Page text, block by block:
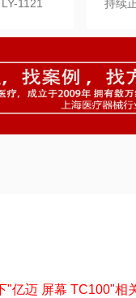
1121 持续
"亿迈 屏幕 TC100"相